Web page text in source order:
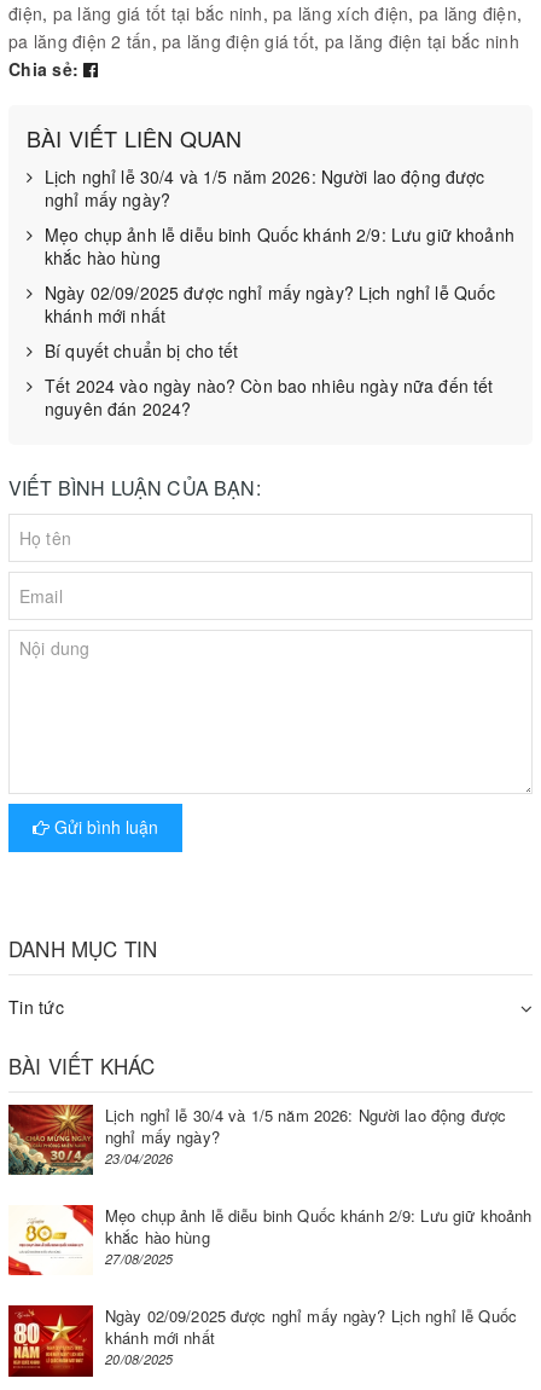
Pa lăng cáp điện CD KENTO 2 tấn
Pa lăng cáp điện CD KENTO 2 tấnlà dòng pa lăng sử
dụng nguồn điện 380V, động cơ 100% lõi đồng, cáp dài
Pa lăng xích điện KDH 2 tấn
cao cấp, sản xuất dựa trên dây chuyền công nghệ Châu Âu
và sử dụng nguồn điện 3 pha.
điện, pa lăng giá tốt tại bắc ninh, pa lăng xích điện, pa lăng điện,
pa lăng điện 2 tấn, pa lăng điện giá tốt, pa lăng điện tại bắc ninh
Chia sẻ:
BÀI VIẾT LIÊN QUAN
Lịch nghỉ lễ 30/4 và 1/5 năm 2026: Người lao động được
nghỉ mấy ngày?
Mẹo chụp ảnh lễ diễu binh Quốc khánh 2/9: Lưu giữ khoảnh
khắc hào hùng
Ngày 02/09/2025 được nghỉ mấy ngày? Lịch nghỉ lễ Quốc
khánh mới nhất
Bí quyết chuẩn bị cho tết
Tết 2024 vào ngày nào? Còn bao nhiêu ngày nữa đến tết
nguyên đán 2024?
VIẾT BÌNH LUẬN CỦA BẠN:
Gửi bình luận
DANH MỤC TIN
Tin tức
BÀI VIẾT KHÁC
Lịch nghỉ lễ 30/4 và 1/5 năm 2026: Người lao động được
nghỉ mấy ngày?
23/04/2026
Mẹo chụp ảnh lễ diễu binh Quốc khánh 2/9: Lưu giữ khoảnh
khắc hào hùng
27/08/2025
Ngày 02/09/2025 được nghỉ mấy ngày? Lịch nghỉ lễ Quốc
khánh mới nhất
20/08/2025